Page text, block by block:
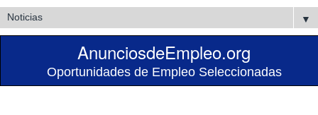
▼
AnunciosdeEmpleo.org
Oportunidades de Empleo Seleccionadas